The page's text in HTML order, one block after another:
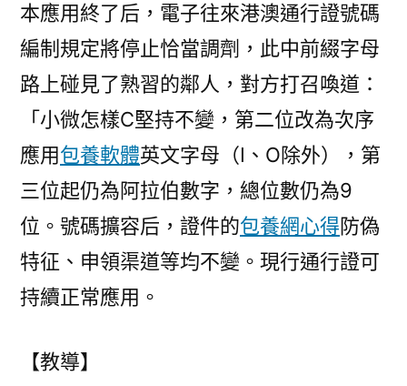
本應用終了后，電子往來港澳通行證號碼
編制規定將停止恰當調劑，此中前綴字母
路上碰見了熟習的鄰人，對方打召喚道：
「小微怎樣C堅持不變，第二位改為次序
應用包養軟體英文字母（I、O除外），第
三位起仍為阿拉伯數字，總位數仍為9
位。號碼擴容后，證件的包養網心得防偽
特征、申領渠道等均不變。現行通行證可
持續正常應用。
【教導】